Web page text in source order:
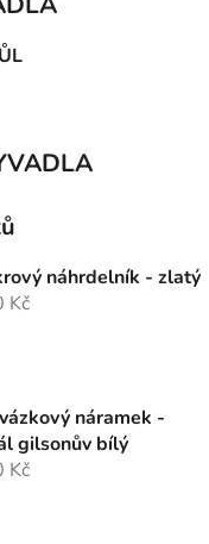
náhrdelník - zlatý
Kč
náramek -
gilsonův bílý
Kč